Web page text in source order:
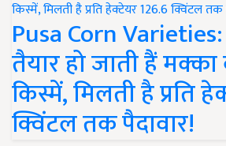
Pusa Corn
तैयार हो जाती हैं
किस्में, मिलती है प्रति
क्विंटल तक पैदावार!